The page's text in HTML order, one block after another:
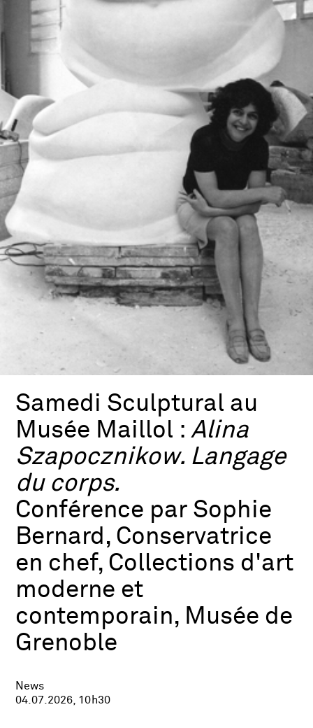
Samedi Sculptural au
Musée Maillol :Alina
Szapocznikow. Langage
du corps.
Conférence par Sophie
Bernard, Conservatrice
en chef, Collections d'art
moderne et
contemporain, Musée de
Grenoble
News
04.07.2026, 10h30